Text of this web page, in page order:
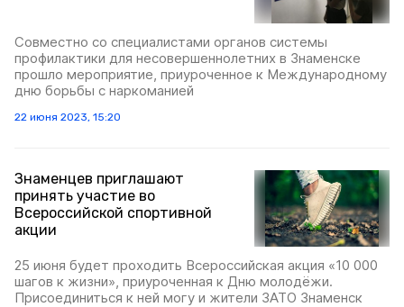
Совместно со специалистами органов системы
профилактики для несовершеннолетних в Знаменске
прошло мероприятие, приуроченное к Международному
дню борьбы с наркоманией
22 июня 2023, 15:20
Знаменцев приглашают
принять участие во
Всероссийской спортивной
акции
25 июня будет проходить Всероссийская акция «10 000
шагов к жизни», приуроченная к Дню молодёжи.
Присоединиться к ней могу и жители ЗАТО Знаменск